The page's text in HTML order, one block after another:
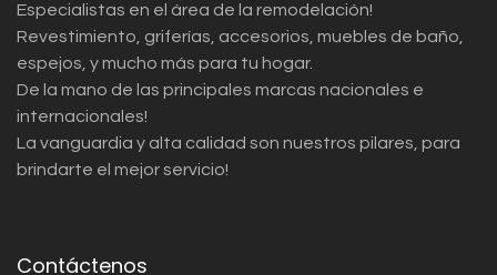
Especialistas en el área de la remodelación!
Revestimiento, griferías, accesorios, muebles de baño,
espejos, y mucho más para tu hogar.
De la mano de las principales marcas nacionales e
internacionales!
La vanguardia y alta calidad son nuestros pilares, para
brindarte el mejor servicio!
Contáctenos